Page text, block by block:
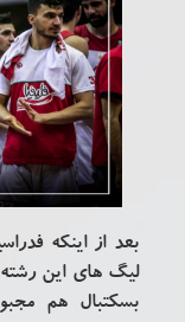
بعد از اینکه
لیگ های این رشته
بسکتبال هم